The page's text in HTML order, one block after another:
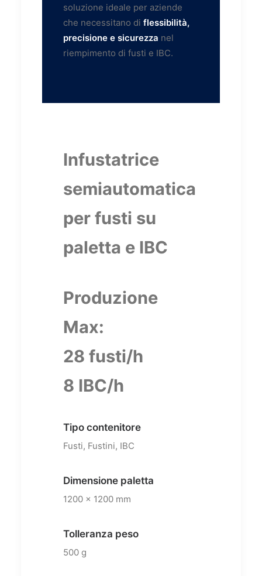
soluzione ideale per aziende
che necessitano di flessibilità,
precisione e sicurezza nel
riempimento di fusti e IBC.
Infustatrice
semiautomatica
per fusti su
paletta e IBC
Produzione
Max:
28 fusti/h
8 IBC/h
Tipo contenitore
Fusti, Fustini, IBC
Dimensione paletta
1200 x 1200 mm
Tolleranza peso
500 g